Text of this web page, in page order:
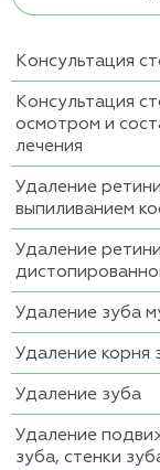
Консультация
Консультация
осмотром и
лечения
Удаление
выпиливанием
Удаление
Удаление зуба
Удаление корня
Удаление зуба
Удаление
зуба, стенки